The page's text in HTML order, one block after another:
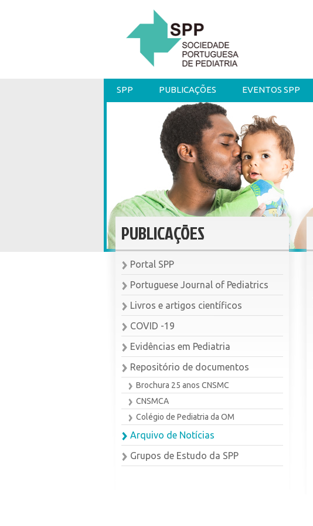
SPP PUBLICAÇÕES EVENTOS SPP
PUBLICAÇÕES
Portal SPP
Portuguese Journal of Pediatrics
Livros e artigos científicos
COVID -19
Evidências em Pediatria
Repositório de documentos
Brochura 25 anos CNSMC
CNSMCA
Colégio de Pediatria da OM
Arquivo de Notícias
Grupos de Estudo da SPP